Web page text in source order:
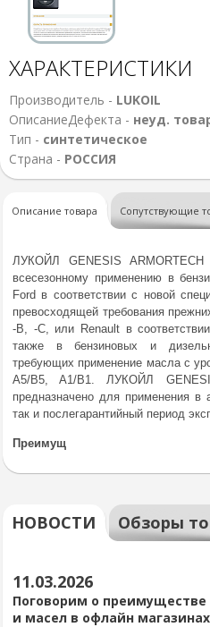
ХАРАКТЕРИСТИКИ
Производитель - LUKOIL
ОписаниеДефекта - неуд.
Тип - синтетическое
Страна - РОССИЯ
Описание товара Сопутствующие
ЛУКОЙЛ GENESIS ARMORTECH
всесезонному применению в
Ford в соответствии с новой
превосходящей требования
-B, -C, или Renault в
также в бензиновых и
требующих применение масла c
A5/B5, A1/B1. ЛУКОЙЛ
предназначено для применения в
так и послегарантийный период
Преимущ
НОВОСТИ Обзоры
11.03.2026
Поговорим о преимуществе
и масел в офлайн